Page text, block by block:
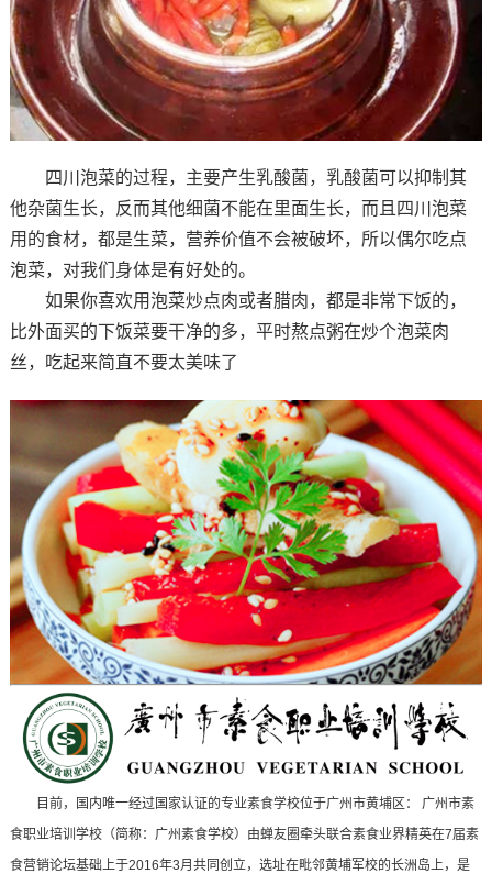
四川泡菜的过程，主要产生乳酸菌，乳酸菌可以抑制其
他杂菌生长，反而其他细菌不能在里面生长，而且四川泡菜
用的食材，都是生菜，营养价值不会被破坏，所以偶尔吃点
泡菜，对我们身体是有好处的。
如果你喜欢用泡菜炒点肉或者腊肉，都是非常下饭的，
比外面买的下饭菜要干净的多，平时熬点粥在炒个泡菜肉
丝，吃起来简直不要太美味了
目前，国内唯一经过国家认证的专业素食学校位于广州市黄埔区： 广州市素
食职业培训学校（简称：广州素食学校）由蝉友圈牵头联合素食业界精英在7届素
食营销论坛基础上于2016年3月共同创立，选址在毗邻黄埔军校的长洲岛上，是